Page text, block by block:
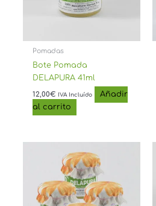
Pomadas
Bote Pomada
DELAPURA 41ml
12,00€ IVA Incluído
Añadir
al carrito